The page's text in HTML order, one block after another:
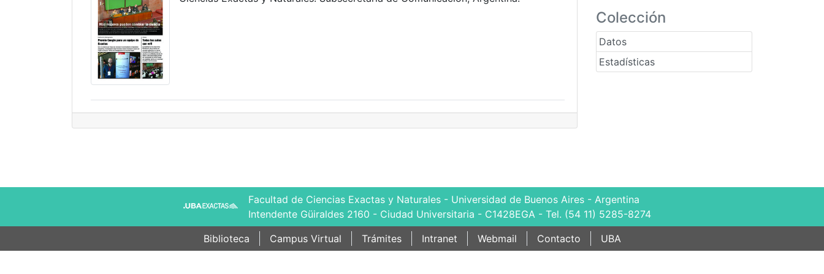
Colección
Datos
Estadísticas
Facultad de Ciencias Exactas y Naturales - Universidad de Buenos Aires - Argentina
Intendente Güiraldes 2160 - Ciudad Universitaria - C1428EGA - Tel. (54 11) 5285-8274
Biblioteca
Campus Virtual Trámites Intranet Webmail Contacto UBA